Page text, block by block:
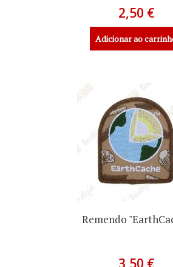
2,50 €
Adicionar ao
Remendo
3,50 €